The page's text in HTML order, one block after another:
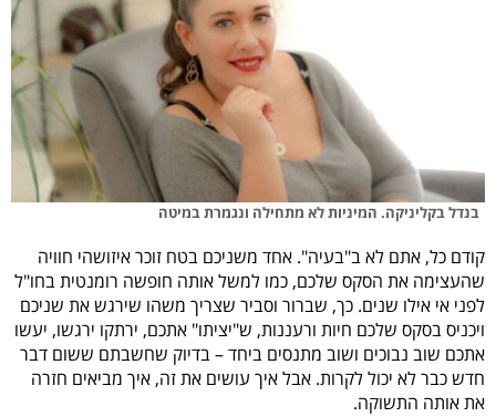
בנדל בקליניקה. המיניות לא מתחילה ונגמרת במיטה
קודם כל, אתם לא ב"בעיה". אחד משניכם בטח זוכר איזושהי חוויה
שהעצימה את הסקס שלכם, כמו למשל אותה חופשה רומנטית בחו"ל
לפני אי אילו שנים. כך, שברור וסביר שצריך משהו שירגש את שניכם
ויכניס בסקס שלכם חיות ורעננות, ש"יציתו" אתכם, ירתקו ירגשו, יעשו
אתכם שוב נבוכים ושוב מתנסים ביחד – בדיוק שחשבתם ששום דבר
חדש כבר לא יכול לקרות. אבל איך עושים את זה, איך מביאים חזרה
את אותה התשוקה.